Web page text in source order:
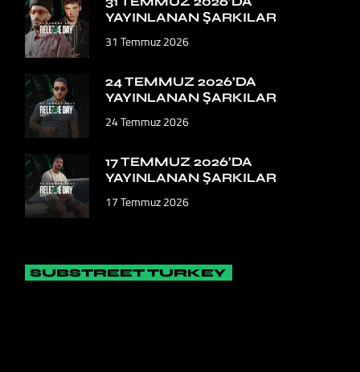
YAYINLANAN ŞARKILAR
31 Temmuz 2026
24 TEMMUZ 2026’DA
YAYINLANAN ŞARKILAR
24 Temmuz 2026
17 TEMMUZ 2026’DA
YAYINLANAN ŞARKILAR
17 Temmuz 2026
SUBSTREET TURKEY